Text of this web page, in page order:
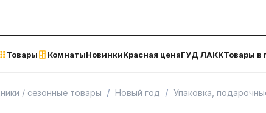
Товары КомнатыНовинкиКрасная ценаГУД ЛАККТовары в
/ сезонные товары / Новый год / Упаковка,